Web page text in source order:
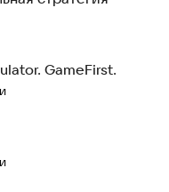
GameFirst.